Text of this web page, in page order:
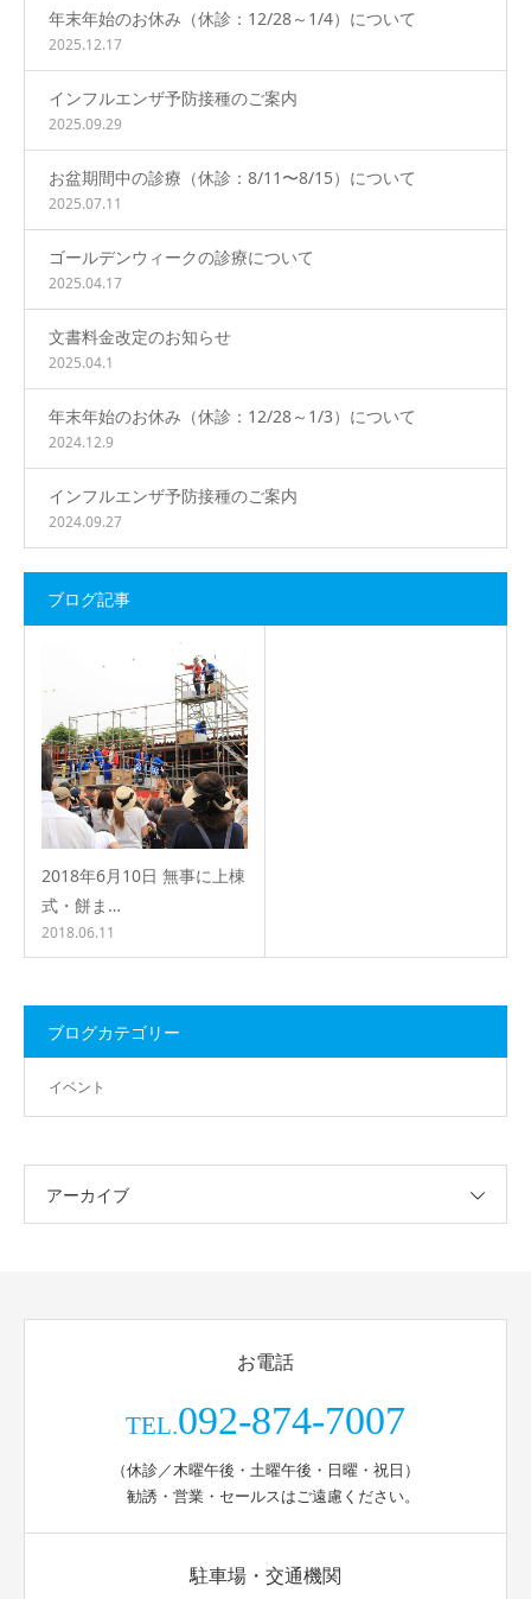
年末年始のお休み（休診：12/28～1/4）について
2025.12.17
インフルエンザ予防接種のご案内
2025.09.29
お盆期間中の診療（休診：8/11〜8/15）について
2025.07.11
ゴールデンウィークの診療について
2025.04.17
文書料金改定のお知らせ
2025.04.1
年末年始のお休み（休診：12/28～1/3）について
2024.12.9
インフルエンザ予防接種のご案内
2024.09.27
ブログ記事
2018年6月10日 無事に上棟
式・餅ま…
2018.06.11
ブログカテゴリー
イベント
アーカイブ
お電話
TEL.092-874-7007
（休診／木曜午後・土曜午後・日曜・祝日）
勧誘・営業・セールスはご遠慮ください。
駐車場・交通機関